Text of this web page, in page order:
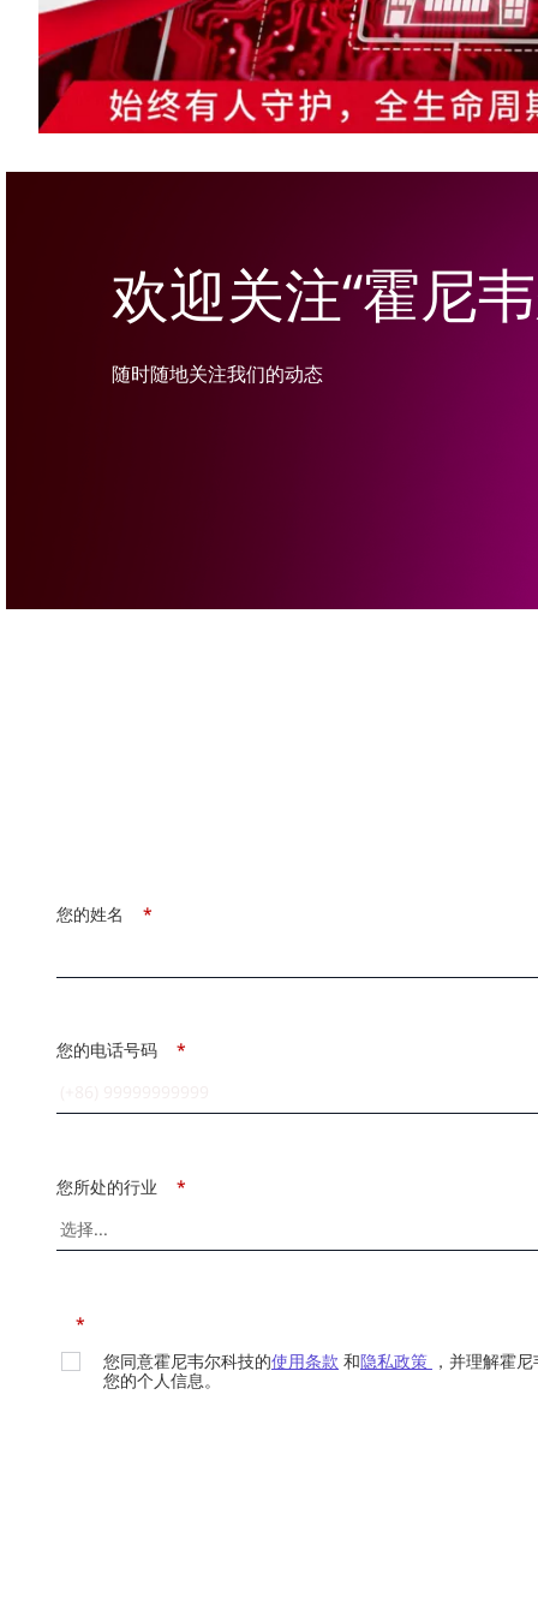
欢迎关注“霍尼
随时随地关注我们的动态
*
您的姓名
*
您的电话号码
*
您所处的行业
*
您同意霍尼韦尔科技的使用条款 和隐私政策 ，并理解霍
您的个人信息。